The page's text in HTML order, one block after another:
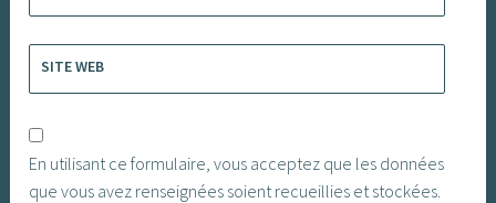
SITE WEB
En utilisant ce formulaire, vous acceptez que les données
que vous avez renseignées soient recueillies et stockées.